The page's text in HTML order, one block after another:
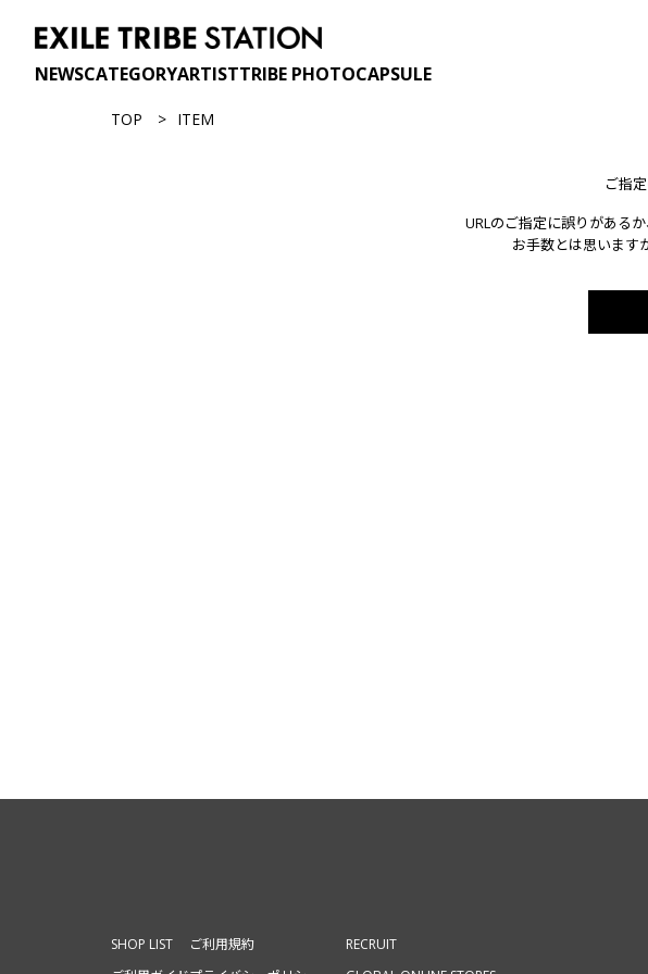
NEWSCATEGORYARTISTTRIBE PHOTOCAPSULE
TOP ITEM
ご指
URLのご指定に誤りがある
お手数とは思います
SHOP LIST
ご利用規約
RECRUIT